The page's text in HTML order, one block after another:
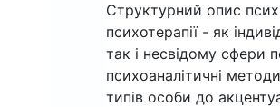
Структурний опис
психотерапії - як
так і несвідому сфери
психоаналітичні
типів особи до